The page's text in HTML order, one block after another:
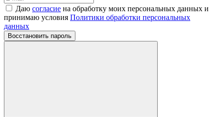
Даю согласие на обработку моих персональных данных и
принимаю условия Политики обработки персональных
данных
Восстановить пароль